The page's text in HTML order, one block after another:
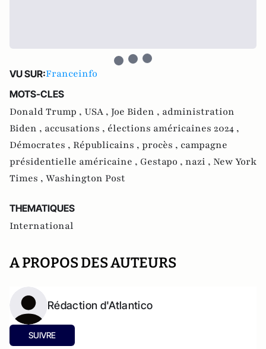
VU SUR:Franceinfo
MOTS-CLES
Donald Trump , USA , Joe Biden , administration
Biden , accusations , élections américaines 2024 ,
Démocrates , Républicains , procès , campagne
présidentielle américaine , Gestapo , nazi , New York
Times , Washington Post
THEMATIQUES
International
A PROPOS DES AUTEURS
Rédaction d'Atlantico
SUIVRE